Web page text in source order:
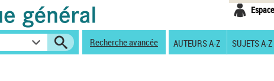
Recherche avancée AUTEURS A-Z SUJETS A-Z